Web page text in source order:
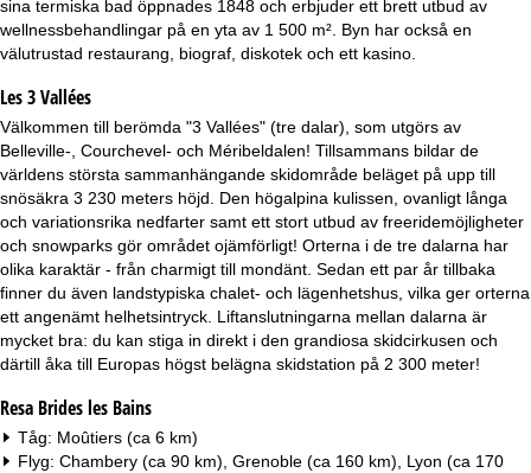
sina termiska bad öppnades 1848 och erbjuder ett brett utbud av
wellnessbehandlingar på en yta av 1 500 m². Byn har också en
välutrustad restaurang, biograf, diskotek och ett kasino.
Les 3 Vallées
Välkommen till berömda "3 Vallées" (tre dalar), som utgörs av
Belleville-, Courchevel- och Méribeldalen! Tillsammans bildar de
världens största sammanhängande skidområde beläget på upp till
snösäkra 3 230 meters höjd. Den högalpina kulissen, ovanligt långa
och variationsrika nedfarter samt ett stort utbud av freeridemöjligheter
och snowparks gör området ojämförligt! Orterna i de tre dalarna har
olika karaktär - från charmigt till mondänt. Sedan ett par år tillbaka
finner du även landstypiska chalet- och lägenhetshus, vilka ger orterna
ett angenämt helhetsintryck. Liftanslutningarna mellan dalarna är
mycket bra: du kan stiga in direkt i den grandiosa skidcirkusen och
därtill åka till Europas högst belägna skidstation på 2 300 meter!
Resa Brides les Bains
Tåg: Moûtiers (ca 6 km)
Flyg: Chambery (ca 90 km), Grenoble (ca 160 km), Lyon (ca 170